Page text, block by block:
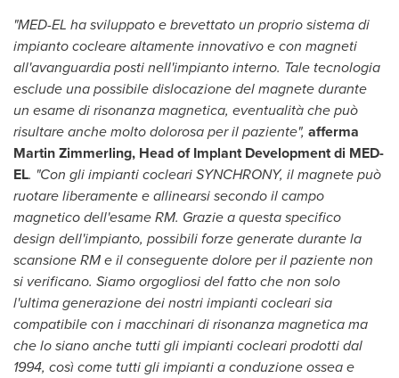
"MED-EL ha sviluppato e brevettato un proprio sistema di
impianto cocleare altamente innovativo e con magneti
all'avanguardia posti nell'impianto interno. Tale tecnologia
esclude una possibile dislocazione del magnete durante
un esame di risonanza magnetica, eventualità che può
risultare anche molto dolorosa per il paziente", afferma
Martin Zimmerling, Head of Implant Development di MED-
EL. "Con gli impianti cocleari SYNCHRONY, il magnete può
ruotare liberamente e allinearsi secondo il campo
magnetico dell'esame RM. Grazie a questa specifico
design dell'impianto, possibili forze generate durante la
scansione RM e il conseguente dolore per il paziente non
si verificano. Siamo orgogliosi del fatto che non solo
l'ultima generazione dei nostri impianti cocleari sia
compatibile con i macchinari di risonanza magnetica ma
che lo siano anche tutti gli impianti cocleari prodotti dal
1994, così come tutti gli impianti a conduzione ossea e